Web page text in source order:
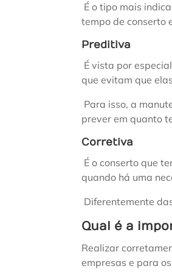
É o tipo mais
tempo de conserto
Preditiva
É vista por
que evitam que
Para isso, a
prever em quanto
Corretiva
É o conserto que
quando há uma
Diferentemente
Qual é a
Realizar
empresas e para